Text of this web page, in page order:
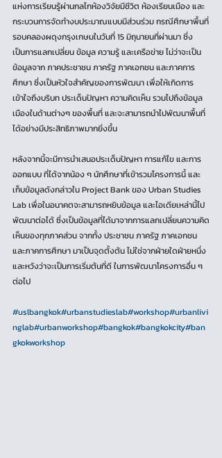
แห่งการเรียนรู้ผ่านกลไกห้องวิจัยมีชีวิต ห้องเรียนเมือง และ
กระบวนการจัดทํางบประมาณแบบมีส่วนร่วม กรณีศึกษาพื้นที่
รอบคลองผดุงกรุงเกษมในวันที่ 15 มิถุนายนที่ผ่านมา ซึ่ง
เป็นการแลกเปลี่ยน ข้อมูล ความรู้ และเครือข่าย ไม่ว่าจะเป็น
ข้อมูลจาก ภาคประชาชน ภาครัฐ ภาคเอกชน และภาคการ
ศึกษา ซึ่งเป็นหัวใจสำคัญของการพัฒนา เพื่อให้เกิดการ
เข้าใจถึงบริบท ประเด็นปัญหา ความคิดเห็น รวมไปถึงข้อมูล
เมืองในด้านต่างๆ ของพื้นที่ และจะสามารถนำไปพัฒนาพื้นที่
ได้อย่างมีประสิทธิภาพมากยิ่งขึ้น
หลังจากนี้จะมีการนำเสนอประเด็นปัญหา การแก้ไข และการ
ออกแบบ ที่ได้จากน้อง ๆ นักศึกษาที่เข้ารวมโครงการนี้ และ
เก็บข้อมูลดังกล่าวใน Project Bank ของ Urban Studies
Lab เพื่อในอนาคตจะสามารถหยิบข้อมูล และไอเดียเหล่านี้ไป
พัฒนาต่อได้ ซึ่งเป็นข้อมูลที่ได้มาจากการแลกเปลี่ยนความคิด
เห็นของทุกภาคส่วน จากทั้ง ประชาชน ภาครัฐ ภาคเอกชน
และภาคการศึกษา มาเป็นจุดตั้งต้น ไม่ใช่จากฝ่ายใดฝ่ายหนึ่ง
และหวังว่าจะเป็นการเริ่มต้นที่ดี ในการพัฒนาโครงการอื่น ๆ
ต่อไป
#uslbangkok#urbanstudieslab#workshop#urbanlivi
nglab#urbanworkshop#bangkok#bangkokcity#ban
gkokworkshop